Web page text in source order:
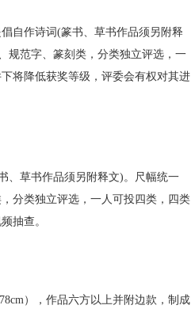
自作诗词(篆书、草书作品须另附释
规范字、篆刻类，分类独立评选，一
将降低获奖等级，评委会有权对其进
、草书作品须另附释文)。尺幅统一
分类独立评选，一人可投四类，四类
抽查。
），作品六方以上并附边款，制成